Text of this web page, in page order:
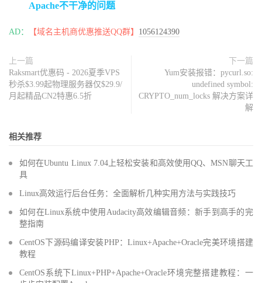
Apache不干净的问题
AD： 【域名主机商优惠推送QQ群】 1056124390
上一篇
Raksmart优惠码 - 2026夏季VPS
秒杀$3.99起物理服务器仅$29.9/
月起精品CN2特惠6.5折
下一篇
Yum安装报错：pycurl.so:
undefined symbol:
CRYPTO_num_locks 解决方案详
解
相关推荐
如何在Ubuntu Linux 7.04上轻松安装和高效使用QQ、MSN聊天工
具
Linux高效运行后台任务：全面解析几种实用方法与实践技巧
如何在Linux系统中使用Audacity高效编辑音频：新手到高手的完
整指南
CentOS下源码编译安装PHP：Linux+Apache+Oracle完美环境搭建
教程
CentOS系统下Linux+PHP+Apache+Oracle环境完整搭建教程：一